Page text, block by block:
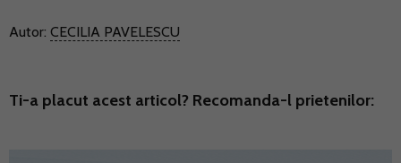
Autor: CECILIA PAVELESCU
Ti-a placut acest articol? Recomanda-l prietenilor: